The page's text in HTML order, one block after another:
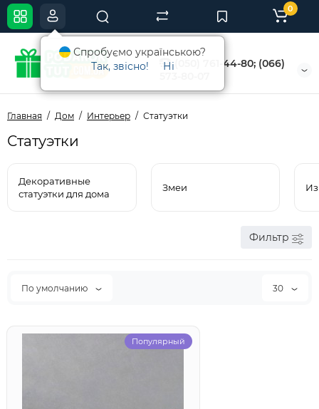
(050) 761-44-80; (066)
0
Главная Дом Интерьер Статуэтки
Статуэтки
Декоративные
статуэтки для дома
Змеи
Фильтр
По умолчанию 30
Популярный
Спробуємо українською?
Так, звісно!
Ні